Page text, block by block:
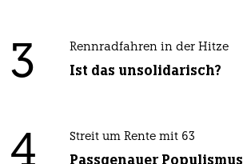
3 Rennradfahren in der Hitze
Ist das unsolidarisch?
4 Streit um Rente mit 63
Passgenauer Populismus